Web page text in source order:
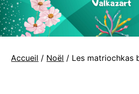
Aller
au
Accueil / Noël / Les matriochkas